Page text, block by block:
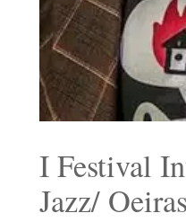
I Festival
Jazz/ Oeiras